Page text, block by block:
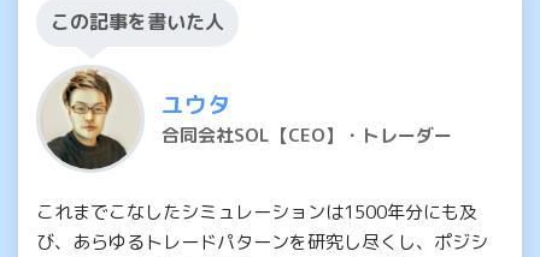
この記事を書いた人
ユウタ
合同会社SOL【CEO】・トレーダー
これまでこなしたシミュレーションは1500年分にも及
び、あらゆるトレードパターンを研究し尽くし、ポジシ